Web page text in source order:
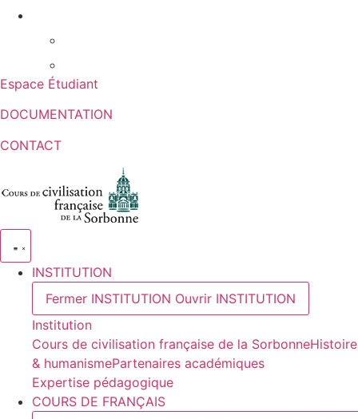
Espace Étudiant
DOCUMENTATION
CONTACT
INSTITUTION
Fermer INSTITUTION Ouvrir INSTITUTION
Institution
Cours de civilisation française de la SorbonneHistoire
& humanismePartenaires académiques
Expertise pédagogique
COURS DE FRANÇAIS